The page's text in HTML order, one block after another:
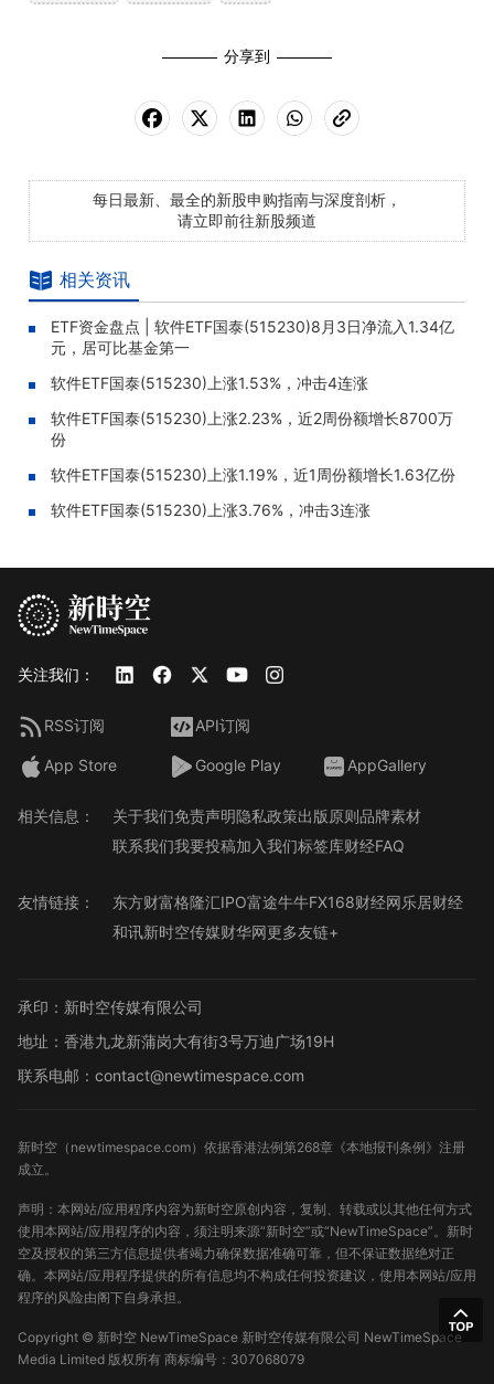
分享到
每日最新、最全的新股申购指南与深度剖析，
请立即前往新股频道
相关资讯
ETF资金盘点 | 软件ETF国泰(515230)8月3日净流入1.34亿
元，居可比基金第一
软件ETF国泰(515230)上涨1.53%，冲击4连涨
软件ETF国泰(515230)上涨2.23%，近2周份额增长8700万
份
软件ETF国泰(515230)上涨1.19%，近1周份额增长1.63亿份
软件ETF国泰(515230)上涨3.76%，冲击3连涨
关注我们：
RSS订阅 API订阅
App Store Google Play AppGallery
相关信息： 关于我们免责声明隐私政策出版原则品牌素材
联系我们我要投稿加入我们标签库财经FAQ
友情链接： 东方财富格隆汇IPO富途牛牛FX168财经网乐居财经
和讯新时空传媒财华网更多友链+
承印：新时空传媒有限公司
地址：香港九龙新蒲岗大有街3号万迪广场19H
联系电邮：contact@newtimespace.com
新时空（ newtimespace.com）依据香港法例第268章《本地报刊条例》注册
成立。
声明：本网站/应用程序内容为新时空原创内容，复制、转载或以其他任何方式
使用本网站/应用程序的内容，须注明来源“新时空”或“NewTimeSpace”。新时
空及授权的第三方信息提供者竭力确保数据准确可靠，但不保证数据绝对正
确。本网站/应用程序提供的所有信息均不构成任何投资建议，使用本网站/应用
程序的风险由阁下自身承担。
Copyright © 新时空 NewTimeSpace 新时空传媒有限公司 NewTimeSpace
Media Limited 版权所有 商标编号：307068079